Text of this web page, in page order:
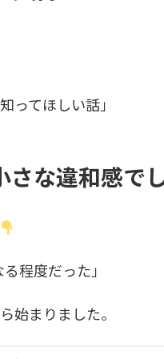
ってほしい話」
さな違和感で
程度だった」
始まりました。